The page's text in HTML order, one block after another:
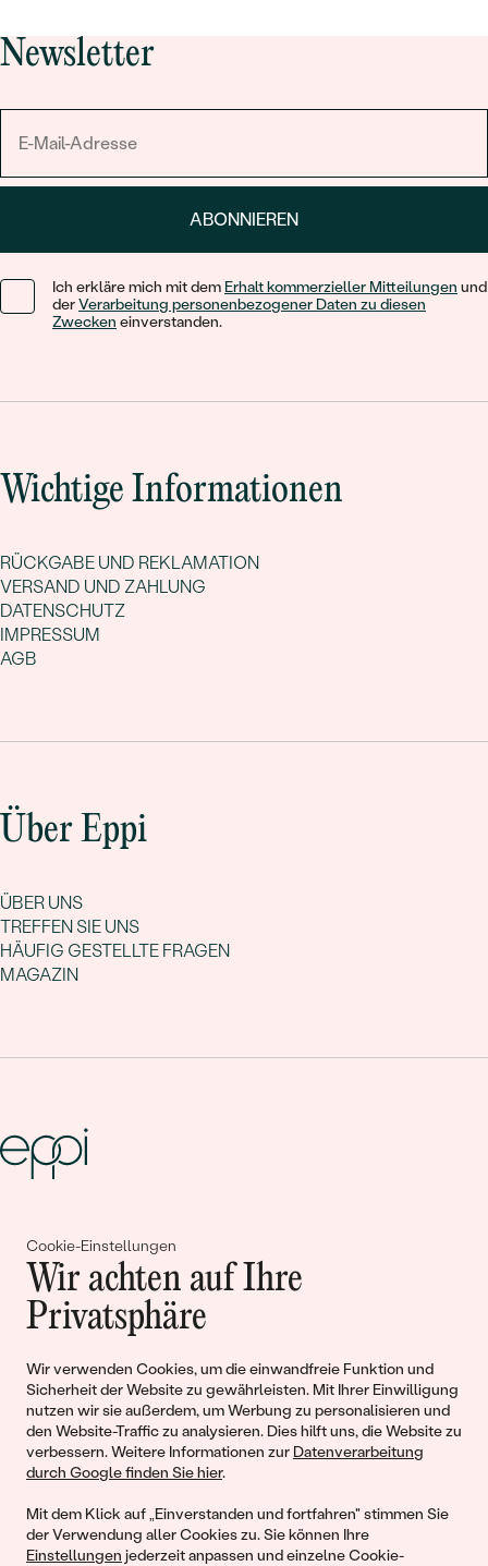
Cookie-Einstellungen
Wir achten auf Ihre
Privatsphäre
Wir verwenden Cookies, um die einwandfreie Funktion und
Sicherheit der Website zu gewährleisten. Mit Ihrer Einwilligung
nutzen wir sie außerdem, um Werbung zu personalisieren und
den Website-Traffic zu analysieren. Dies hilft uns, die Website zu
verbessern. Weitere Informationen zur Datenverarbeitung
durch Google finden Sie hier.
Mit dem Klick auf „Einverstanden und fortfahren" stimmen Sie
der Verwendung aller Cookies zu. Sie können Ihre
Einstellungen jederzeit anpassen und einzelne Cookie-
Newsletter
ABONNIEREN
Ich erkläre mich mit dem Erhalt kommerzieller Mitteilungen und
derVerarbeitung personenbezogener Daten zu diesen
Zwecken einverstanden.
Wichtige Informationen
RÜCKGABE UND REKLAMATION
VERSAND UND ZAHLUNG
DATENSCHUTZ
IMPRESSUM
AGB
Über Eppi
ÜBER UNS
TREFFEN SIE UNS
HÄUFIG GESTELLTE FRAGEN
MAGAZIN
Gemeinsam erschaffen wir
Geschichten von Schönheit und
Liebe
Begleiten Sie uns!